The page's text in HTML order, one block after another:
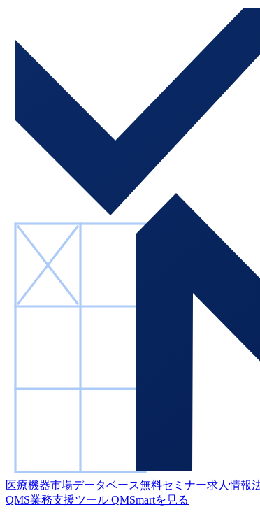
医療機器市場データベース無料セミナー求人情報
QMS業務支援ツール QMSmartを見る